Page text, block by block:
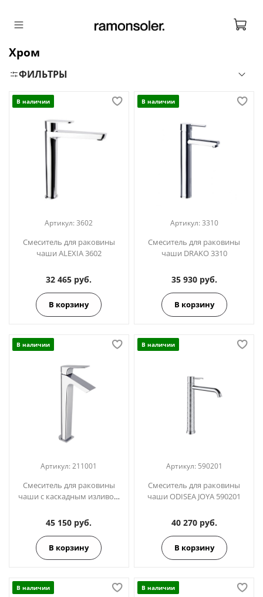
Хром
В наличии
Артикул:3602
Смеситель для раковины
чаши ALEXIA 3602
32 465 руб.
В корзину
В наличии
Артикул: 3310
Смеситель для раковины
чаши DRAKO 3310
35 930 руб.
В корзину
В наличии
Артикул:211001
Смеситель для раковины
чаши с каскадным изливом
45 150 руб.
В корзину
В наличии
Артикул: 590201
Смеситель для раковины
чаши ODISEA JOYA 590201
40 270 руб.
В корзину
В наличии В наличии
ФИЛЬТРЫ